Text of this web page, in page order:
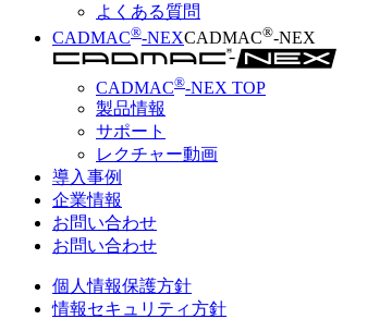
よくある質問
CADMAC®-NEXCADMAC®-NEX
CADMAC®-NEX TOP
製品情報
サポート
レクチャー動画
導入事例
企業情報
お問い合わせ
お問い合わせ
個人情報保護方針
情報セキュリティ方針